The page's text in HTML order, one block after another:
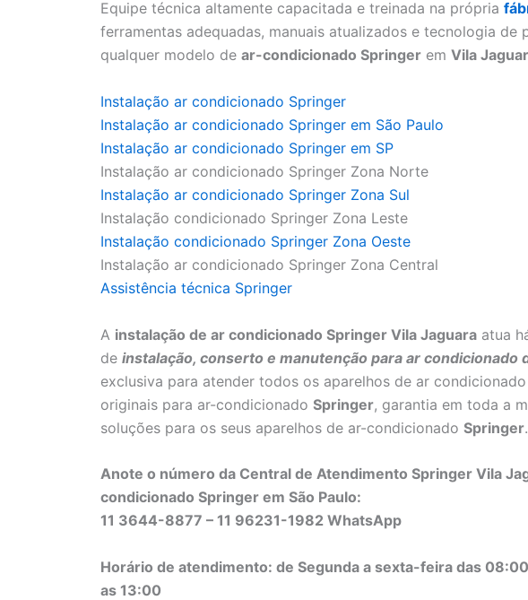
Equipe técnica altamente capacitada e treinada na própria
ferramentas adequadas, manuais atualizados e tecnologia de
qualquer modelo de ar-condicionado Springer em Vila
Instalação ar condicionado Springer
Instalação ar condicionado Springer em São Paulo
Instalação ar condicionado Springer em SP
Instalação ar condicionado Springer Zona Norte
Instalação ar condicionado Springer Zona Sul
Instalação condicionado Springer Zona Leste
Instalação condicionado Springer Zona Oeste
Instalação ar condicionado Springer Zona Central
Assistência técnica Springer
A instalação de ar condicionado Springer Vila Jaguara atua
de instalação, conserto e manutenção para ar condicionado
exclusiva para atender todos os aparelhos de ar condicionado
originais para ar-condicionado Springer, garantia em toda a
soluções para os seus aparelhos de ar-condicionado Springer.
Anote o número da Central de Atendimento Springer Vila
condicionado Springer em São Paulo:
11 3644-8877 – 11 96231-1982 WhatsApp
Horário de atendimento: de Segunda a sexta-feira das
as 13:00